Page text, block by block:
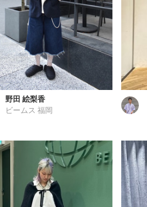
野田 絵梨香
ビームス 福岡